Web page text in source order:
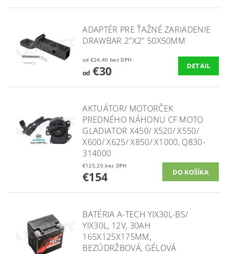
ADAPTÉR PRE ŤAŽNÉ ZARIADENIE
DRAWBAR 2"X2" 50X50MM
od €24,40 bez DPH
od€30 DETAIL
AKTUÁTOR/ MOTORČEK
PREDNÉHO NÁHONU CF MOTO
GLADIATOR X450/ X520/ X550/
X600/ X625/ X850/ X1000, Q830-
314000
€125,20 bez DPH
€154
BATÉRIA A-TECH YIX30L-BS/
YIX30L, 12V, 30AH
165X125X175MM,
BEZÚDRŽBOVÁ, GÉLOVÁ